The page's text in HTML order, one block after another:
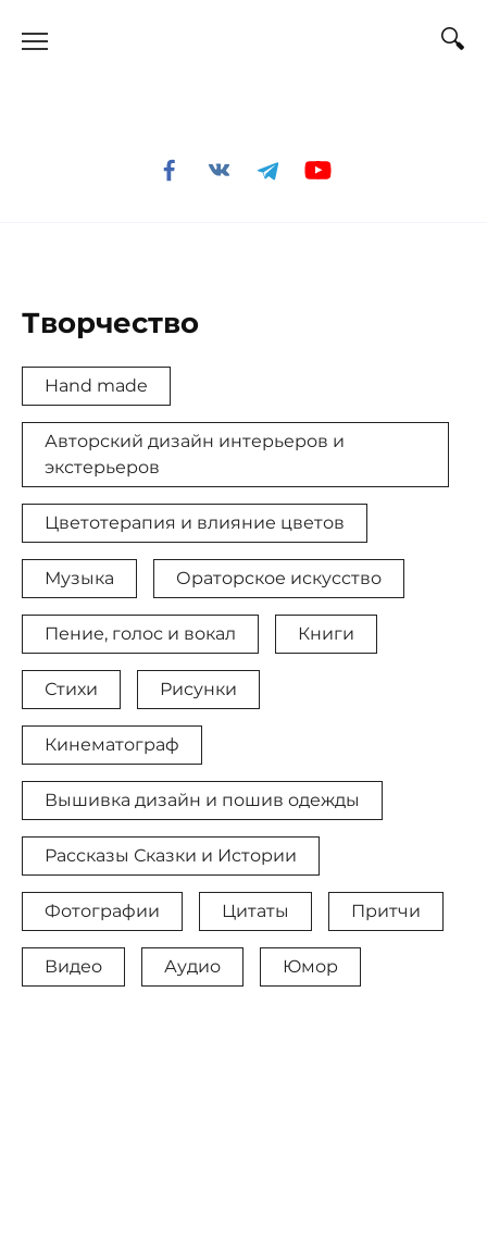
Творчество
Hand made
Авторский дизайн интерьеров и
экстерьеров
Цветотерапия и влияние цветов
Музыка Ораторское искусство
Пение, голос и вокал Книги
Стихи Рисунки
Кинематограф
Вышивка дизайн и пошив одежды
Рассказы Сказки и Истории
Фотографии Цитаты Притчи
Видео Аудио Юмор